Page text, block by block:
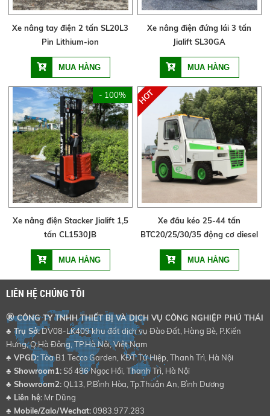
Xe nâng tay điện 2 tấn SL20L3
Pin Lithium-ion
Xe nâng điện đứng lái 3 tấn
Jialift SL30GA
- 100%
Xe nâng điện Stacker Jialift 1,5
tấn CL1530JB
Xe đầu kéo 25-44 tấn
BTC20/25/30/35 động cơ diesel
LIÊN HỆ CHÚNG TÔI
®CÔNG TY TNHH THIẾT BỊ VÀ DỊCH VỤ CÔNG NGHIỆP PHÚ THÁI
♣ Trụ Sở:DV08-LK409 khu đất dịch vụ Đào Đất, Hàng Bè, P.Kiến
Hưng, Q.Hà Đông, TP.Hà Nội, Việt Nam
♣ VPGD:Tòa B1 Tecco Garden, KĐT Tứ Hiệp, Thanh Trì, Hà Nội
♣ Showroom1:Số 486 Ngọc Hồi, Thanh Trì, Hà Nội
♣ Showroom2: QL13, P.Bình Hòa, Tp.Thuận An, Bình Dương
♣ Liên hệ: Mr Dũng
♣ Mobile/Zalo/Wechat:0983.977.283